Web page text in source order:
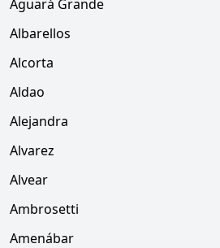
Aguará Grande
Albarellos
Alcorta
Aldao
Alejandra
Alvarez
Alvear
Ambrosetti
Amenábar